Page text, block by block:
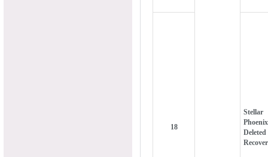
18
Stellar
Phoenix